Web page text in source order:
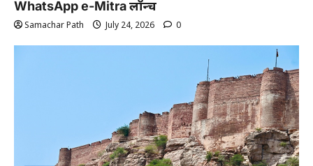
WhatsApp e-Mitra लॉन्च
Samachar Path July 24, 2026 0